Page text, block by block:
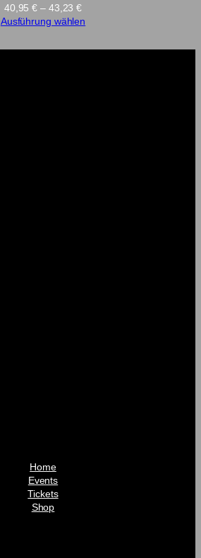
40,95€ – 43,23€Preisspanne:
40,95 €
43,23 €
Ausführung wählen
Home
Events
Tickets
Shop